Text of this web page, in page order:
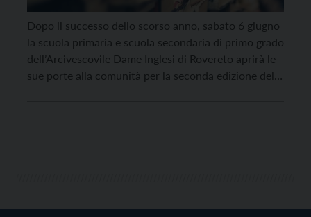
Dopo il successo dello scorso anno, sabato 6 giugno
la scuola primaria e scuola secondaria di primo grado
dell’Arcivescovile Dame Inglesi di Rovereto aprirà le
sue porte alla comunità per la seconda edizione della